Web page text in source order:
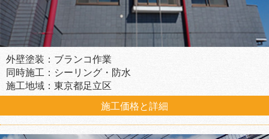
外壁塗装：ブランコ作業
同時施工：シーリング・防水
施工地域：東京都足立区
施工価格と詳細